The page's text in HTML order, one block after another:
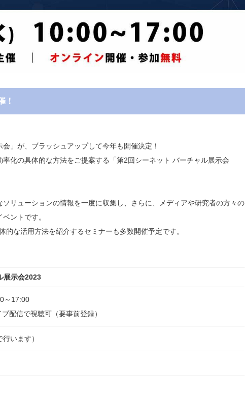
！
」が、ブラッシュアップして今年も開催決定！
化の具体的な方法をご提案する「第2回シーネット バーチャル展示会
リューションの情報を一度に収集し、さらに、メディアや研究者の方々の
ントです。
な活用方法を紹介するセミナーも多数開催予定です。
展示会2023
～17:00
配信で視聴可（要事前登録）
います）